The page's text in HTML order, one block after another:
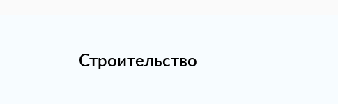
Строительство